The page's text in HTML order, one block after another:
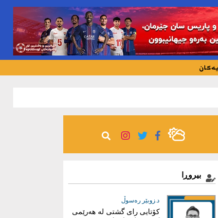
بیروڕا
د.زوبێر رەسوڵ
کۆتایی رای گشتی لە هەرێمی
د. ئیبراهیم محەمەد
جەنگی هورمز